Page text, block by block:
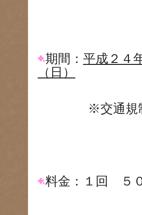
期間： 平成２４
（日）
※交通規制
料金：１回 ５